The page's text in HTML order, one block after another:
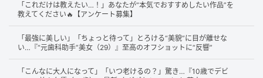
「これだけは教えたい…！」あなたが“本気でおすすめしたい作品”を
教えてください🔥【アンケート募集】
「最強に美しい」「ちょっと待って」とろける“美貌”に目が離せな
い…『“元歯科助手”美女（29）』至高のオフショットに“反響”
「こんなに大人になって」「いつ老けるの？」驚き…『10歳でデビ